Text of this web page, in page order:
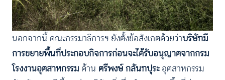
นอกจากนี้ คณะกรรมาธิการฯ ยังตั้งข้อสังเกตด้วยว่าบริษัทมี
การขยายพื้นที่ประกอบกิจการก่อนจะได้รับอนุญาตจากกรม
โรงงานอุตสาหกรรม ด้าน ตรีพงษ์ กลันทปุระอุตสาหกรรม